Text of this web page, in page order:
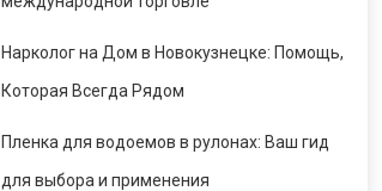
Нарколог на Дом в Новокузнецке: Помощь,
Которая Всегда Рядом
Пленка для водоемов в рулонах: Ваш гид
для выбора и применения